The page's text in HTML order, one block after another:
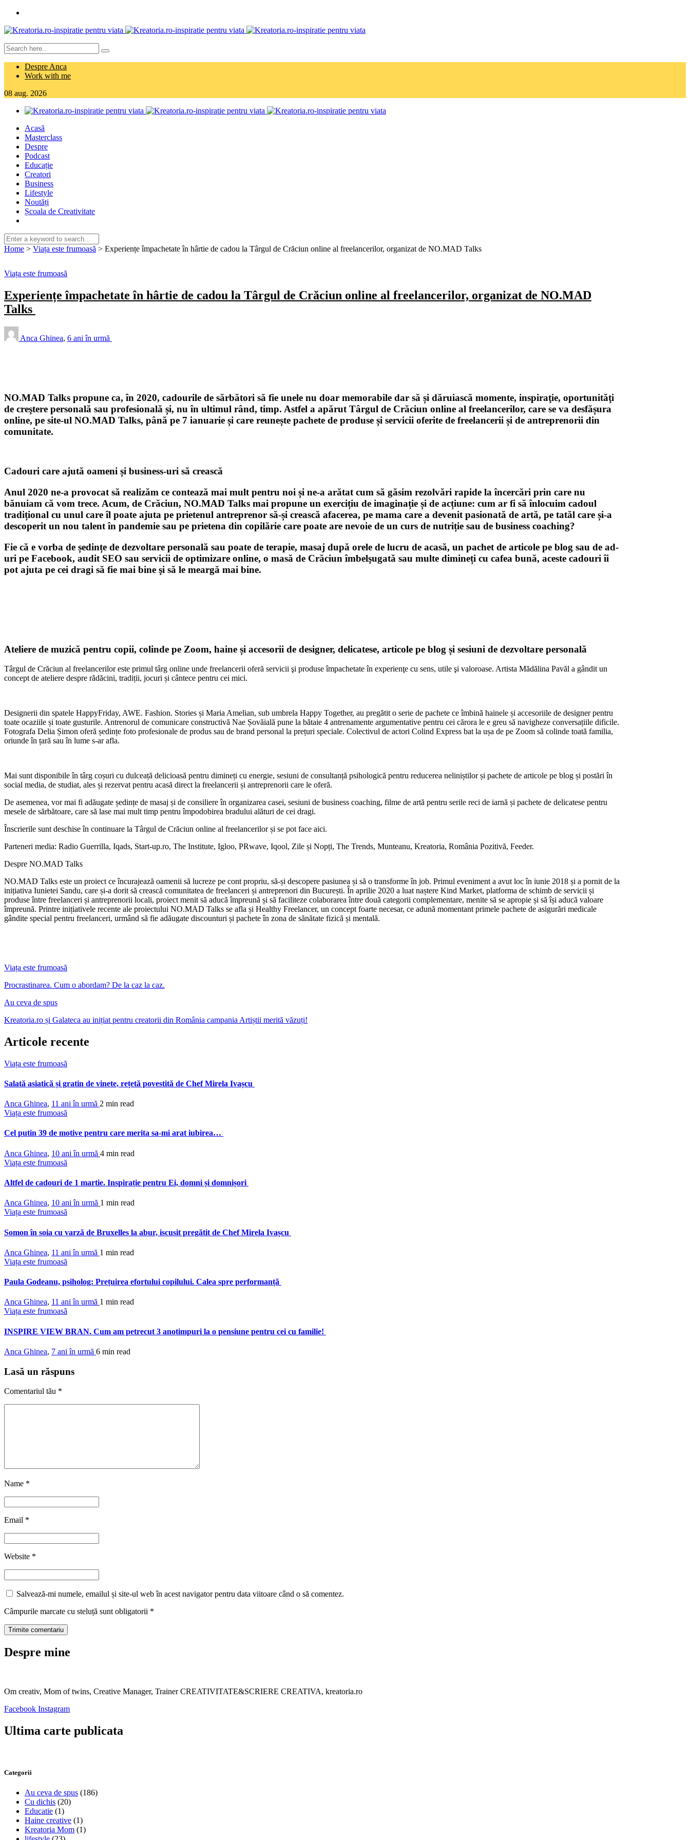
Despre Anca
Work with me
08 aug. 2026
Acasă
Masterclass
Despre
Podcast
Educație
Creatori
Business
Lifestyle
Noutăți
Școala de Creativitate
Home > Viața este frumoasă > Experiențe împachetate în hârtie de cadou la Târgul de Crăciun online al freelancerilor, organizat de NO.MAD Talks
Viața este frumoasă
Experiențe împachetate în hârtie de cadou la Târgul de Crăciun online al freelancerilor, organizat de NO.MAD
Talks
Anca Ghinea, 6 ani în urmă
NO.MAD Talks propune ca, în 2020, cadourile de sărbători să fie unele nu doar memorabile dar să și dăruiască momente, inspiraţie, oportunităţi
de creştere personală sau profesională și, nu în ultimul rând, timp. Astfel a apărut Târgul de Crăciun online al freelancerilor, care se va desfășura
online, pe site-ul NO.MAD Talks, până pe 7 ianuarie și care reunește pachete de produse și servicii oferite de freelancerii și de antreprenorii din
comunitate.
Cadouri care ajută oameni și business-uri să crească
Anul 2020 ne-a provocat să realizăm ce contează mai mult pentru noi și ne-a arătat cum să găsim rezolvări rapide la încercări prin care nu
bănuiam că vom trece. Acum, de Crăciun, NO.MAD Talks mai propune un exercițiu de imaginație și de acțiune: cum ar fi să înlocuim cadoul
tradițional cu unul care îl poate ajuta pe prietenul antreprenor să-și crească afacerea, pe mama care a devenit pasionată de artă, pe tatăl care și-a
descoperit un nou talent în pandemie sau pe prietena din copilărie care poate are nevoie de un curs de nutriție sau de business coaching?
Fie că e vorba de ședințe de dezvoltare personală sau poate de terapie, masaj după orele de lucru de acasă, un pachet de articole pe blog sau de ad-
uri pe Facebook, audit SEO sau servicii de optimizare online, o masă de Crăciun îmbelşugată sau multe dimineți cu cafea bună, aceste cadouri îi
pot ajuta pe cei dragi să fie mai bine şi să le meargă mai bine.
Ateliere de muzică pentru copii, colinde pe Zoom, haine și accesorii de designer, delicatese, articole pe blog și sesiuni de dezvoltare personală
Târgul de Crăciun al freelancerilor este primul târg online unde freelancerii oferă servicii şi produse împachetate în experienţe cu sens, utile şi valoroase. Artista Mădălina Pavăl a gândit un
concept de ateliere despre rădăcini, tradiții, jocuri și cântece pentru cei mici.
Designerii din spatele HappyFriday, AWE. Fashion. Stories și Maria Amelian, sub umbrela Happy Together, au pregătit o serie de pachete ce îmbină hainele și accesoriile de designer pentru
toate ocaziile și toate gusturile. Antrenorul de comunicare constructivă Nae Șovăială pune la bătaie 4 antrenamente argumentative pentru cei cărora le e greu să navigheze conversațiile dificile.
Fotografa Delia Șimon oferă ședințe foto profesionale de produs sau de brand personal la prețuri speciale. Colectivul de actori Colind Express bat la ușa de pe Zoom să colinde toată familia,
oriunde în țară sau în lume s-ar afla.
Mai sunt disponibile în târg coșuri cu dulceață delicioasă pentru dimineți cu energie, sesiuni de consultanță psihologică pentru reducerea neliniștilor și pachete de articole pe blog și postări în
social media, de studiat, ales și rezervat pentru acasă direct la freelancerii și antreprenorii care le oferă.
De asemenea, vor mai fi adăugate ședințe de masaj și de consiliere în organizarea casei, sesiuni de business coaching, filme de artă pentru serile reci de iarnă și pachete de delicatese pentru
mesele de sărbătoare, care să lase mai mult timp pentru împodobirea bradului alături de cei dragi.
Înscrierile sunt deschise în continuare la Târgul de Crăciun online al freelancerilor și se pot face aici.
Parteneri media: Radio Guerrilla, Iqads, Start-up.ro, The Institute, Igloo, PRwave, Iqool, Zile și Nopți, The Trends, Munteanu, Kreatoria, România Pozitivă, Feeder.
Despre NO.MAD Talks
NO.MAD Talks este un proiect ce încurajează oamenii să lucreze pe cont propriu, să-și descopere pasiunea și să o transforme în job. Primul eveniment a avut loc în iunie 2018 și a pornit de la
inițiativa Iunietei Sandu, care și-a dorit să crească comunitatea de freelanceri și antreprenori din București. În aprilie 2020 a luat naștere Kind Market, platforma de schimb de servicii și
produse între freelanceri și antreprenorii locali, proiect menit să aducă împreună și să faciliteze colaborarea între două categorii complementare, menite să se apropie și să își aducă valoare
împreună. Printre inițiativele recente ale proiectului NO.MAD Talks se afla și Healthy Freelancer, un concept foarte necesar, ce adună momentant primele pachete de asigurări medicale
gândite special pentru freelanceri, urmând să fie adăugate discounturi și pachete în zona de sănătate fizică și mentală.
Viața este frumoasă
Procrastinarea. Cum o abordam? De la caz la caz.
Au ceva de spus
Kreatoria.ro și Galateca au inițiat pentru creatorii din România campania Artiștii merită văzuți!
Articole recente
Viața este frumoasă
Salată asiatică și gratin de vinete, rețetă povestită de Chef Mirela Ivașcu
Anca Ghinea, 11 ani în urmă 2 min read
Viața este frumoasă
Cel putin 39 de motive pentru care merita sa-mi arat iubirea…
Anca Ghinea, 10 ani în urmă 4 min read
Viața este frumoasă
Altfel de cadouri de 1 martie. Inspirație pentru Ei, domni și domnișori
Anca Ghinea, 10 ani în urmă 1 min read
Viața este frumoasă
Somon în soia cu varză de Bruxelles la abur, iscusit pregătit de Chef Mirela Ivașcu
Anca Ghinea, 11 ani în urmă 1 min read
Viața este frumoasă
Paula Godeanu, psiholog: Prețuirea efortului copilului. Calea spre performanță
Anca Ghinea, 11 ani în urmă 1 min read
Viața este frumoasă
INSPIRE VIEW BRAN. Cum am petrecut 3 anotimpuri la o pensiune pentru cei cu familie!
Anca Ghinea, 7 ani în urmă 6 min read
Lasă un răspuns
Comentariul tău *
Name *
Email *
Website *
Salvează-mi numele, emailul și site-ul web în acest navigator pentru data viitoare când o să comentez.
Câmpurile marcate cu steluță sunt obligatorii *
Despre mine
Om creativ, Mom of twins, Creative Manager, Trainer CREATIVITATE&SCRIERE CREATIVA, kreatoria.ro
Facebook Instagram
Ultima carte publicata
Categorii
Au ceva de spus (186)
Cu dichis (20)
Educatie (1)
Haine creative (1)
Kreatoria Mom (1)